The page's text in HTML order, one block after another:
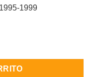
1999
4WD [SRA] 1995-1999